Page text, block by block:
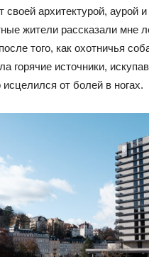
архитектурой, аурой и
жители рассказали мне
того, как охотничья
горячие источники,
от болей в ногах.